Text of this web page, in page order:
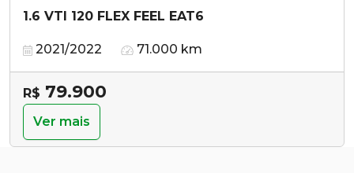
1.6 VTI 120 FLEX FEEL EAT6
2021/2022 71.000 km
R$ 79.900
Ver mais